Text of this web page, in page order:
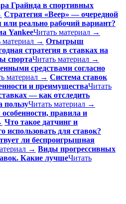
Грайнда в спортивных
Стратегия «Веер» — очередной
или реально рабочий вариант?
YankeeЧитать материал →
материал → Отыгрыш
стратегия в ставках на
спортаЧитать материал →
средствами согласно
материал → Система ставок
и преимуществаЧитать
— как отследить
пользуЧитать материал →
правила и
Что такое датчинг и
использовать для ставок?
ли беспроигрышная
→ Виды прогрессивных
Какие лучшеЧитать